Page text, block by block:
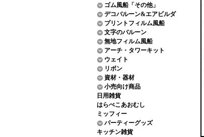
ゴム風船「その他」
デコバルーン&エアビルダ
プリントフィルム風船
文字のバルーン
無地フィルム風船
アーチ・タワーキット
ウェイト
リボン
資材・器材
小売向け商品
日用雑貨
はらぺこあおむし
ミッフィー
パーティーグッズ
キッチン雑貨